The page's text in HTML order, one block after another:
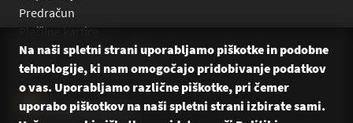
Predračun
Plačilne kartice
Plačilo na obroke Leanpay
Plačilo na obroke s karticami
Na naši spletni strani uporabljamo piškotke in podobne
tehnologije, ki nam omogočajo pridobivanje podatkov
o vas. Uporabljamo različne piškotke, pri čemer
uporabo piškotkov na naši spletni strani izbirate sami.